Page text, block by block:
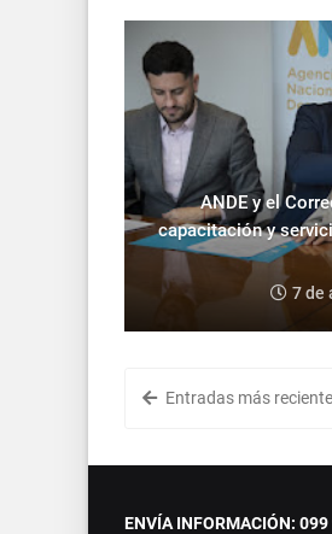
ANDE y el
capacitación y
7 de
Entradas más
ENVÍA INFORMACIÓN: